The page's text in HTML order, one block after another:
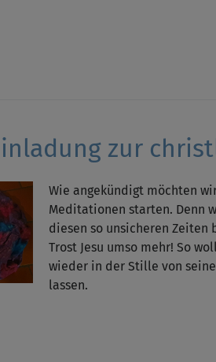
zur
Wie angekündigt möchten
Meditationen starten. Denn
diesen so unsicheren Zeiten
Trost Jesu umso mehr! So
wieder in der Stille von
lassen.